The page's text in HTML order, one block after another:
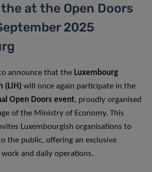
at the Open Doors
2025
announce that the Luxembourg
(LIH) will once again participate in the
Open Doors event, proudly organised
of the Ministry of Economy. This
Luxembourgish organisations to
the public, offering an exclusive
and daily operations.